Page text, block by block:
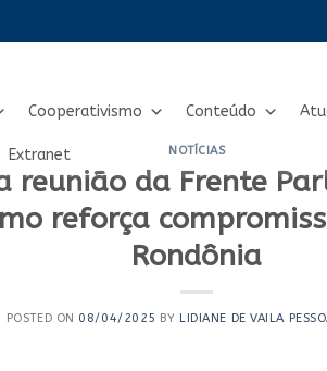
Cooperativismo Conteúdo
Extranet NOTÍCIAS
reunião da Frente
reforça
Rondônia
POSTED ON 08/04/2025 BY LIDIANE DE VAILA